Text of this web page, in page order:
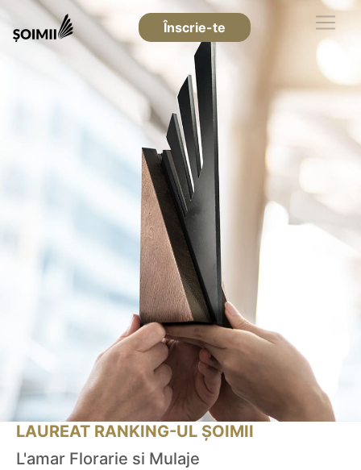
Înscrie-te
LAUREAT RANKING-UL ȘOIMII
L'amar Florarie si Mulaje